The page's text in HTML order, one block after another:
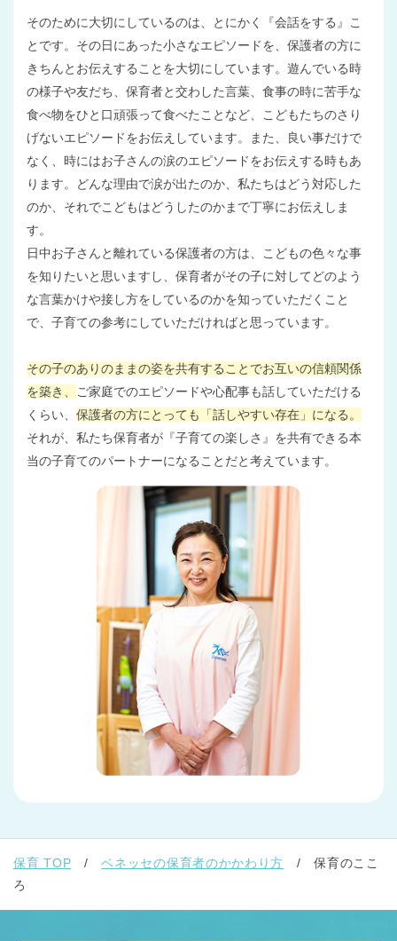
そのために大切にしているのは、とにかく『会話をする』こ
とです。その日にあった小さなエピソードを、保護者の方に
きちんとお伝えすることを大切にしています。遊んでいる時
の様子や友だち、保育者と交わした言葉、食事の時に苦手な
食べ物をひと口頑張って食べたことなど、こどもたちのさり
げないエピソードをお伝えしています。また、良い事だけで
なく、時にはお子さんの涙のエピソードをお伝えする時もあ
ります。どんな理由で涙が出たのか、私たちはどう対応した
のか、それでこどもはどうしたのかまで丁寧にお伝えしま
す。
日中お子さんと離れている保護者の方は、こどもの色々な事
を知りたいと思いますし、保育者がその子に対してどのよう
な言葉かけや接し方をしているのかを知っていただくこと
で、子育ての参考にしていただければと思っています。
その子のありのままの姿を共有することでお互いの信頼関係
を築き、
ご家庭でのエピソードや心配事も話していただける
くらい、 保護者の方にとっても「話しやすい存在」になる。
それが、私たち保育者が『子育ての楽しさ』を共有できる本
当の子育てのパートナーになることだと考えています。
保育 TOP ベネッセの保育者のかかわり方
保育のここ
ろ